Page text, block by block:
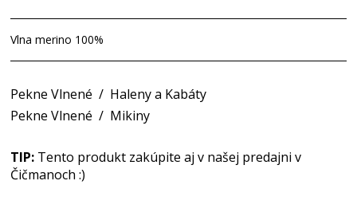
Vlna merino 100%
Pekne Vlnené / Haleny a Kabáty
Pekne Vlnené / Mikiny
TIP: Tento produkt zakúpite aj v našej predajni v
Čičmanoch :)